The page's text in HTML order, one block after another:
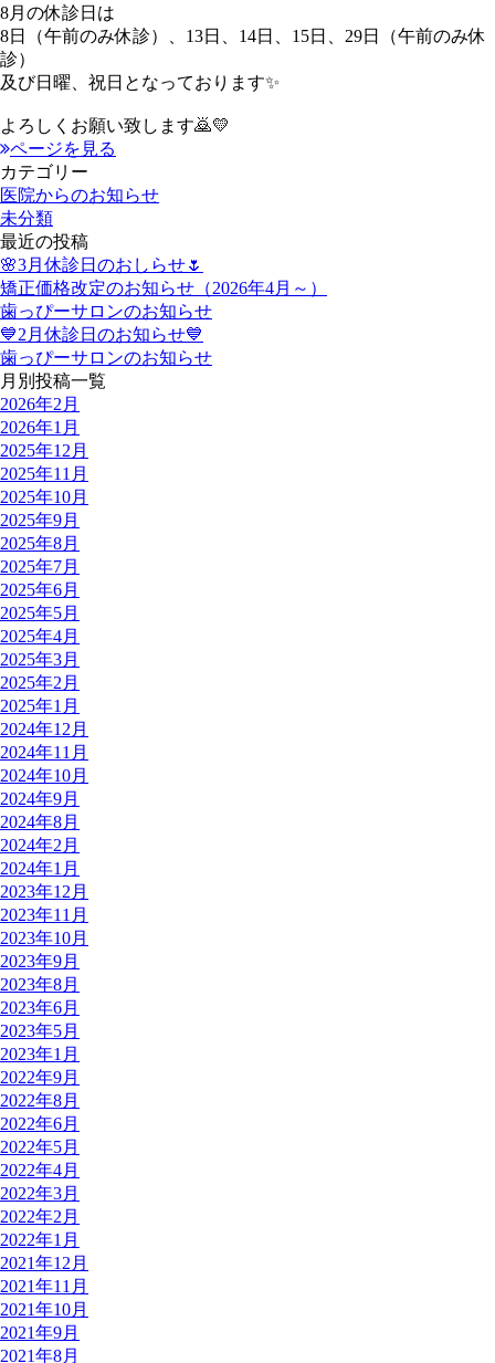
8月の休診日は
8日（午前のみ休診）、13日、14日、15日、29日（午前のみ休
診）
及び日曜、祝日となっております✨
よろしくお願い致します🙇💛
ページを見る
カテゴリー
医院からのお知らせ
未分類
最近の投稿
🌸3月休診日のおしらせ🌷
矯正価格改定のお知らせ（2026年4月～）
歯っぴーサロンのお知らせ
💙2月休診日のお知らせ💙
歯っぴーサロンのお知らせ
月別投稿一覧
2026年2月
2026年1月
2025年12月
2025年11月
2025年10月
2025年9月
2025年8月
2025年7月
2025年6月
2025年5月
2025年4月
2025年3月
2025年2月
2025年1月
2024年12月
2024年11月
2024年10月
2024年9月
2024年8月
2024年2月
2024年1月
2023年12月
2023年11月
2023年10月
2023年9月
2023年8月
2023年6月
2023年5月
2023年1月
2022年9月
2022年8月
2022年6月
2022年5月
2022年4月
2022年3月
2022年2月
2022年1月
2021年12月
2021年11月
2021年10月
2021年9月
2021年8月